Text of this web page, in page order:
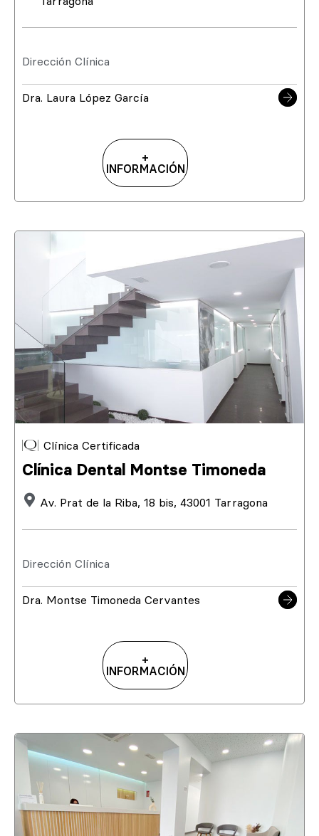
Dirección Clínica
Dra. Laura López García
+
INFORMACIÓN
Clínica Certificada
Clínica Dental Montse Timoneda
Av. Prat de la Riba, 18 bis, 43001 Tarragona
Dirección Clínica
Dra. Montse Timoneda Cervantes
+
INFORMACIÓN